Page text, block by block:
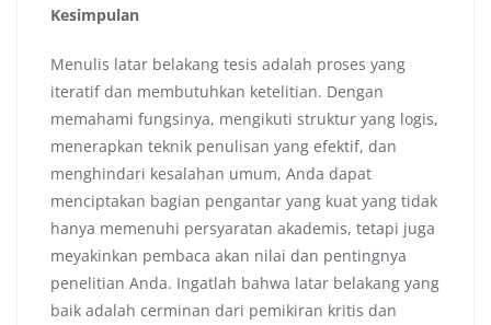
Kesimpulan
Menulis latar belakang tesis adalah proses yang
iteratif dan membutuhkan ketelitian. Dengan
memahami fungsinya, mengikuti struktur yang logis,
menerapkan teknik penulisan yang efektif, dan
menghindari kesalahan umum, Anda dapat
menciptakan bagian pengantar yang kuat yang tidak
hanya memenuhi persyaratan akademis, tetapi juga
meyakinkan pembaca akan nilai dan pentingnya
penelitian Anda. Ingatlah bahwa latar belakang yang
baik adalah cerminan dari pemikiran kritis dan